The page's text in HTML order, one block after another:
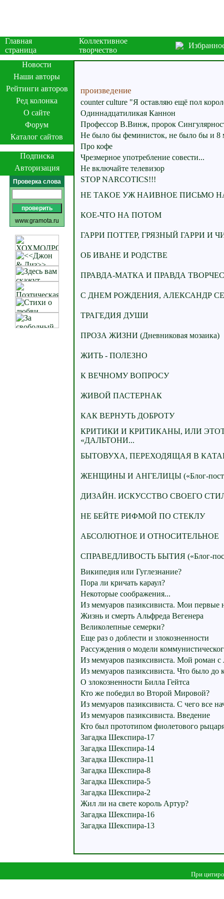
Главная
страница
Коллективное
творчество
Новости
Наши авторы
Рейтинги авторов
Ред колонка
О сайте
Форум
Каталог сайтов
Подписка
Авторизация
Проверка слова
www.gramota.ru
произведение
counter culture "Я оставляю ещё пол
Одиннадцатиликая Каннон
Профессор В.Винж, пророк
Не было бы феминисток, не было бы и 8
Про кофе
Чрезмерное употребление совести...
Не включайте телевизор
STOP NARCOTICS!!!
НЕ ТАКОЕ УЖ НАИВНОЕ ПИСЬМО
КОЕ-ЧТО НА ПОТОМ
ГАРРИ ПОТТЕР, ГРЯЗНЫЙ ГАРРИ И
ОБ ИВАНЕ И РОДСТВЕ
ПРАВДА-МАТКА И ПРАВДА
С ДНЕМ РОЖДЕНИЯ, АЛЕКСАНДР
ТРАГЕДИЯ ДУШИ
ПРОЗА ЖИЗНИ (Дневниковая мозаика)
ЖИТЬ - ПОЛЕЗНО
К ВЕЧНОМУ ВОПРОСУ
ЖИВОЙ ПАСТЕРНАК
КАК ВЕРНУТЬ ДОБРОТУ
КРИТИКИ И КРИТИКАНЫ, ИЛИ
«ДАЛЬТОНИ...
БЫТОВУХА, ПЕРЕХОДЯЩАЯ В
ЖЕНЩИНЫ И АНГЕЛИЦЫ («Блог-
ДИЗАЙН. ИСКУССТВО СВОЕГО
НЕ БЕЙТЕ РИФМОЙ ПО СТЕКЛУ
АБСОЛЮТНОЕ И ОТНОСИТЕЛЬНОЕ
СПРАВЕДЛИВОСТЬ БЫТИЯ («Блог-
Википедия или Гуглезнание?
Пора ли кричать караул?
Некоторые соображения...
Из мемуаров пазиксивиста. Мои первые
Жизнь и смерть Альфреда Вегенера
Великолепные семерки?
Еще раз о доблести и злокозненности
Рассуждения о модели
Из мемуаров пазиксивиста. Мой роман с
Из мемуаров пазиксивиста. Что было до
О злокозненности Билла Гейтса
Кто же победил во Второй Мировой?
Из мемуаров пазиксивиста. С чего все
Из мемуаров пазиксивиста. Введение
Кто был прототипом фиолетового
Загадка Шекспира-17
Загадка Шекспира-14
Загадка Шекспира-11
Загадка Шекспира-8
Загадка Шекспира-5
Загадка Шекспира-2
Жил ли на свете король Артур?
Загадка Шекспира-16
Загадка Шекспира-13
При